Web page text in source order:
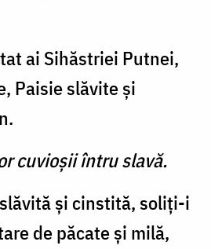
ai Sihăstriei Putnei,
Paisie slăvite și
cuvioşii întru slavă.
şi cinstită, soliţi-i
de păcate şi milă,